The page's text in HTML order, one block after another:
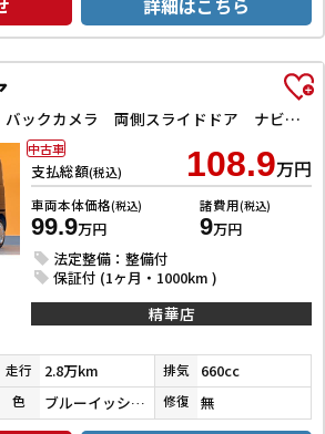
詳細はこちら
ハイブリッドG ETC バックカメラ 両側スライドドア ナビ TV クリアランスソナー レーンアシスト 衝突被害軽減システム オートライト スマートキー アイドリングストップ 電動格納ミラー ベンチシート CVT
支払総額(税込) 108.9万円
車両本体価格(税込)
99.9万円
諸費用(税込)
9万円
法定整備：整備付
保証付 (1ヶ月・1000km )
中古車
精華店
走行 2.8万km 排気 660cc
色 ブルーイッシュブラックパール３ 修復 無